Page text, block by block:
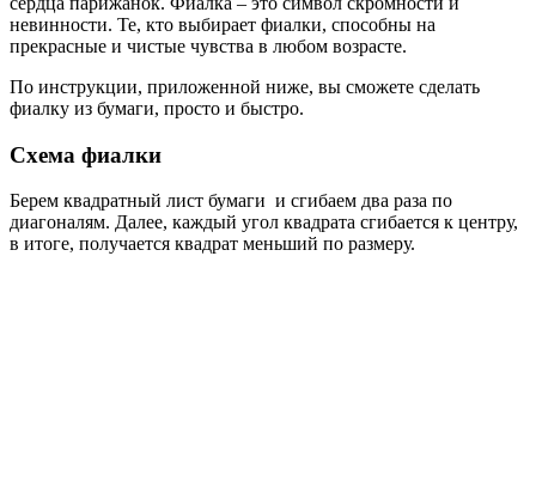
невинности. Те, кто выбирает фиалки, способны на
прекрасные и чистые чувства в любом возрасте.
По инструкции, приложенной ниже, вы сможете сделать
фиалку из бумаги, просто и быстро.
Схема фиалки
Берем квадратный лист бумаги и сгибаем два раза по
диагоналям. Далее, каждый угол квадрата сгибается к центру,
в итоге, получается квадрат меньший по размеру.